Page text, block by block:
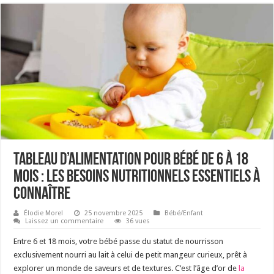
Tableau d’alimentation pour bébé de 6 à 18
mois : les besoins nutritionnels essentiels à
connaître
Élodie Morel 25 novembre 2025
Bébé/Enfant
Laissez un commentaire
36 vues
Entre 6 et 18 mois, votre bébé passe du statut de nourrisson
exclusivement nourri au lait à celui de petit mangeur curieux, prêt à
explorer un monde de saveurs et de textures. C’est l’âge d’or de la